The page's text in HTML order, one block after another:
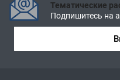
Тематические
Подпишитесь на